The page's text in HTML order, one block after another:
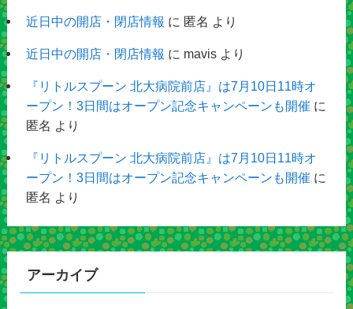
近日中の開店・閉店情報 に 匿名 より
近日中の開店・閉店情報 に mavisより
『リトルスプーン 北大病院前店』は7月10日11時オ
ープン！3日間はオープン記念キャンペーンも開催 に
匿名 より
『リトルスプーン 北大病院前店』は7月10日11時オ
ープン！3日間はオープン記念キャンペーンも開催 に
匿名 より
アーカイブ